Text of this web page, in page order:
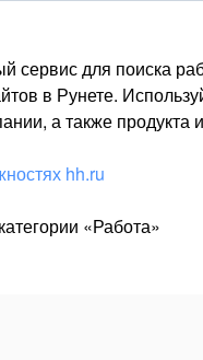
сервис для поиска
в Рунете.
а также продукта
hh.ru
«Работа»